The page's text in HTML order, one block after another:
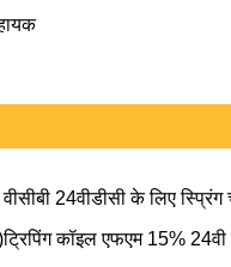
24वीडीसी के लिए स्प्रिंग
कॉइल एफएम 15% 24वी